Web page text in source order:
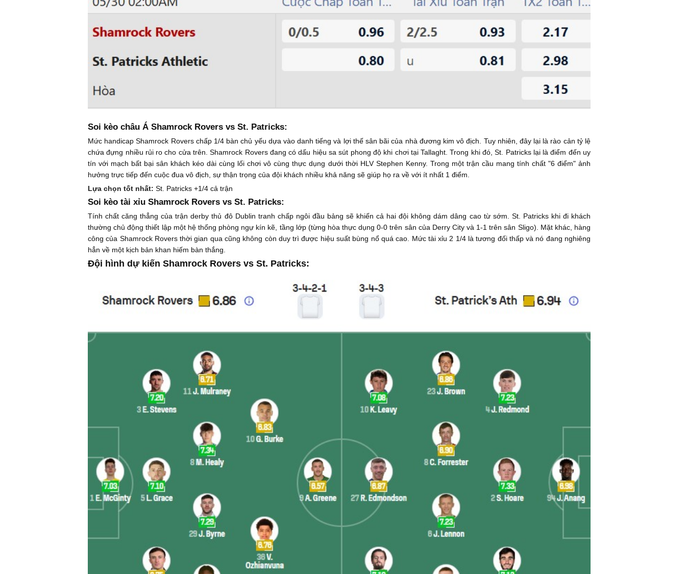
Soi kèo châu Á Shamrock Rovers vs St. Patricks:
Mức handicap Shamrock Rovers chấp 1/4 bàn chủ yếu dựa vào danh tiếng và lợi thế sân bãi của nhà đương kim vô địch. Tuy nhiên, đây lại là rào cản tỷ lệ
chứa đựng nhiều rủi ro cho cửa trên. Shamrock Rovers đang có dấu hiệu sa sút phong độ khi chơi tại Tallaght. Trong khi đó, St. Patricks lại là điểm đến uy
tín với mạch bất bại sân khách kéo dài cùng lối chơi vô cùng thực dụng dưới thời HLV Stephen Kenny. Trong một trận cầu mang tính chất "6 điểm" ảnh
hưởng trực tiếp đến cuộc đua vô địch, sự thận trọng của đội khách nhiều khả năng sẽ giúp họ ra về với ít nhất 1 điểm.
Lựa chọn tốt nhất: St. Patricks +1/4 cả trận
Soi kèo tài xỉu Shamrock Rovers vs St. Patricks:
Tính chất căng thẳng của trận derby thủ đô Dublin tranh chấp ngôi đầu bảng sẽ khiến cả hai đội không dám dâng cao từ sớm. St. Patricks khi đi khách
thường chủ động thiết lập một hệ thống phòng ngự kín kẽ, tầng lớp (từng hòa thực dụng 0-0 trên sân của Derry City và 1-1 trên sân Sligo). Mặt khác, hàng
công của Shamrock Rovers thời gian qua cũng không còn duy trì được hiệu suất bùng nổ quá cao. Mức tài xỉu 2 1/4 là tương đối thấp và nó đang nghiêng
hẳn về một kịch bản khan hiếm bàn thắng.
Đội hình dự kiến Shamrock Rovers vs St. Patricks: